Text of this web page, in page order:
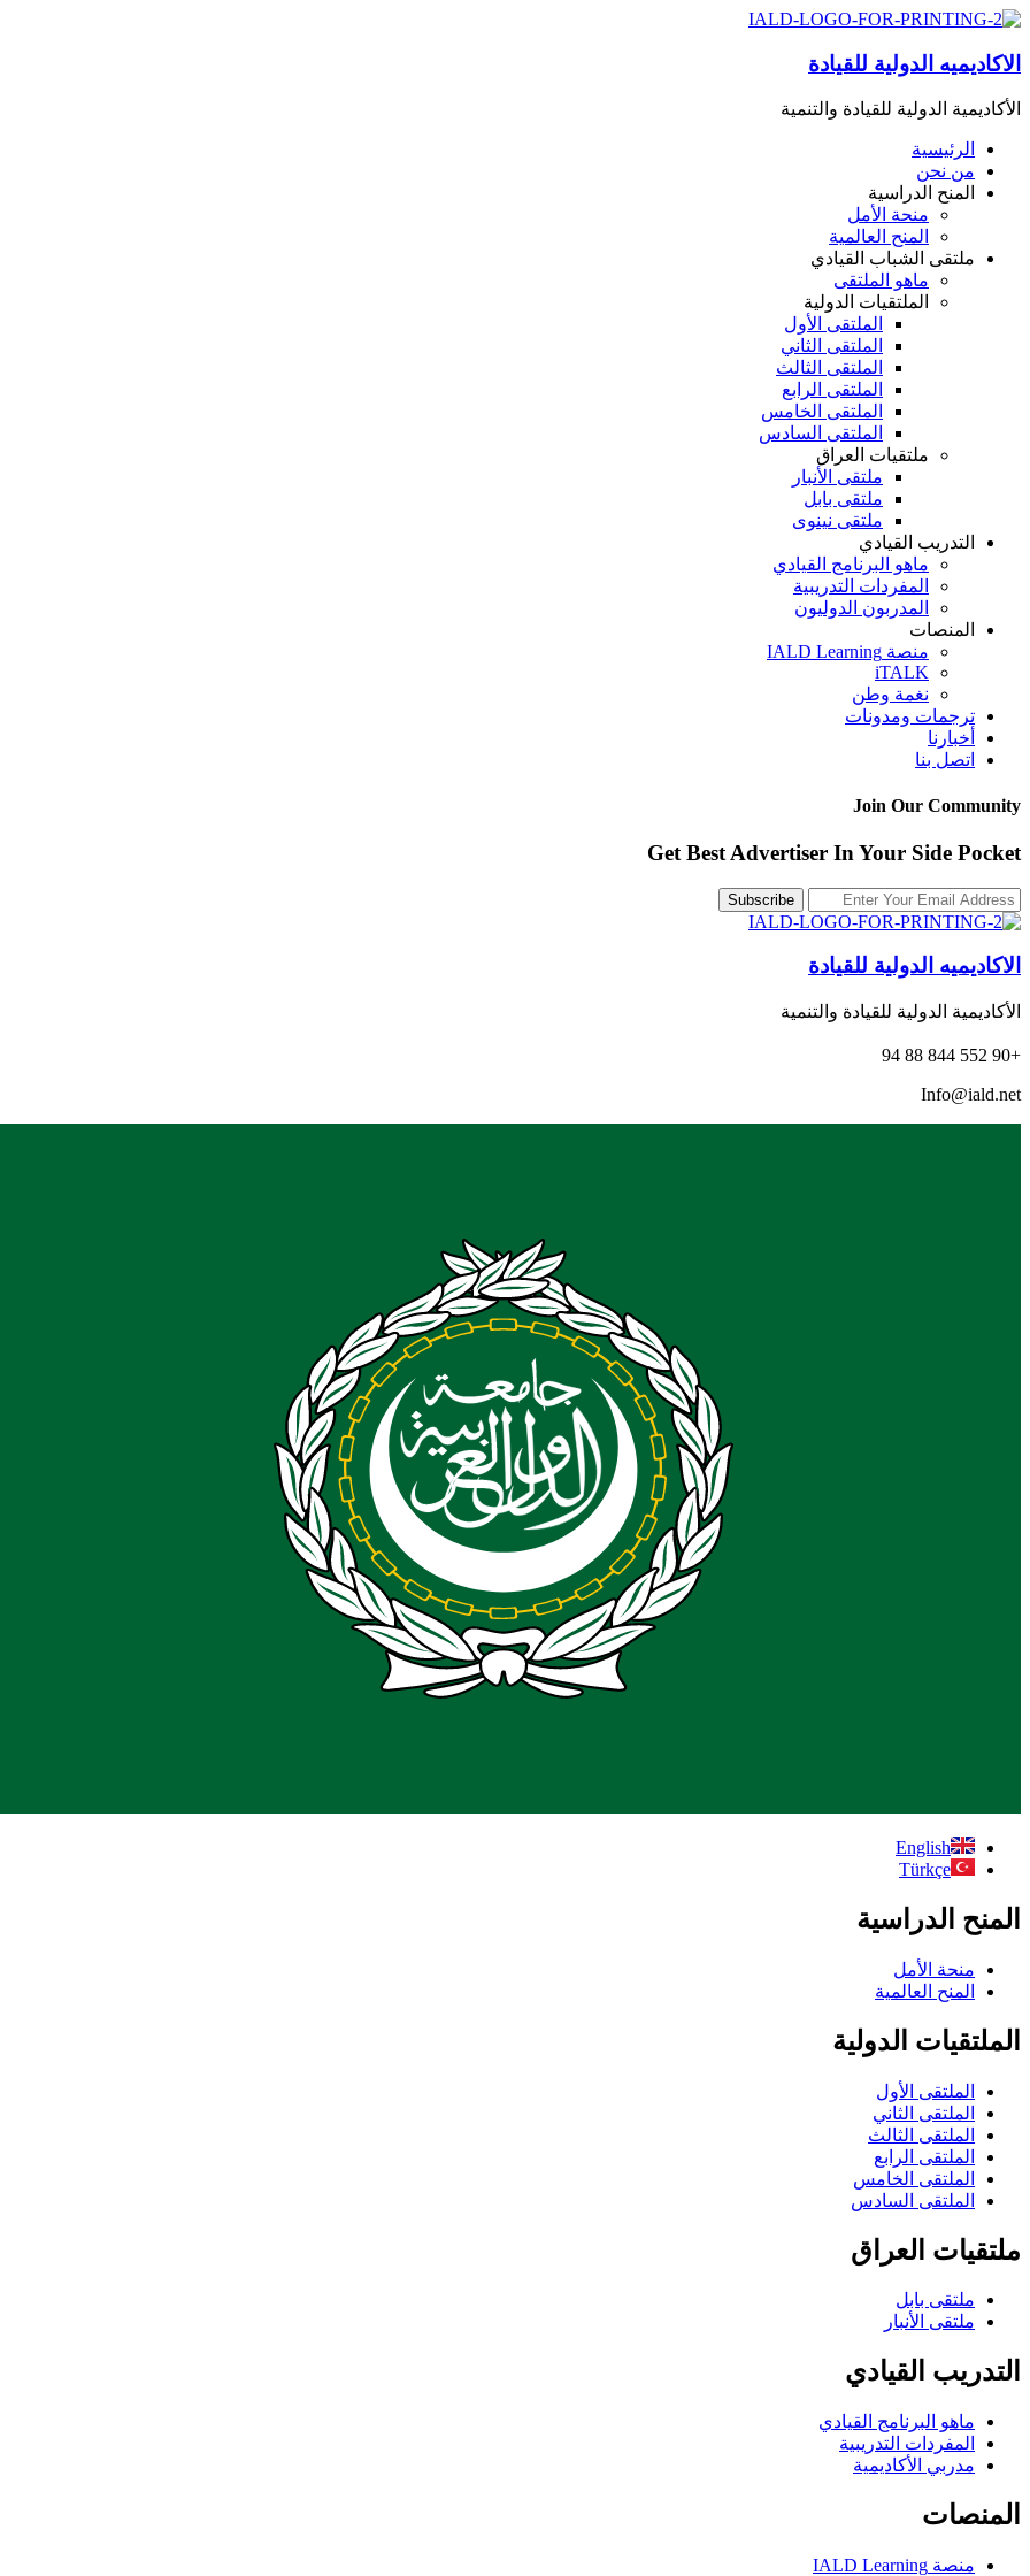
الاكاديميه الدولية للقيادة
الأكاديمية الدولية للقيادة والتنمية
الرئيسية
من نحن
المنح الدراسية
منحة الأمل
المنح العالمية
ملتقى الشباب القيادي
ماهو الملتقى
الملتقيات الدولية
الملتقى الأول
الملتقى الثاني
الملتقى الثالث
الملتقى الرابع
الملتقى الخامس
الملتقى السادس
ملتقيات العراق
ملتقى الأنبار
ملتقى بابل
ملتقى نينوى
التدريب القيادي
ماهو البرنامج القيادي
المفردات التدريبية
المدربون الدوليون
المنصات
منصة IALD Learning
iTALK
نغمة وطن
ترجمات ومدونات
أخبارنا
اتصل بنا
Join Our Community
Get Best Advertiser In Your Side Pocket
الاكاديميه الدولية للقيادة
الأكاديمية الدولية للقيادة والتنمية
+90 552 844 88 94
Info@iald.net
English
Türkçe
المنح الدراسية
منحة الأمل
المنح العالمية
الملتقيات الدولية
الملتقى الأول
الملتقى الثاني
الملتقى الثالث
الملتقى الرابع
الملتقى الخامس
الملتقى السادس
ملتقيات العراق
ملتقى بابل
ملتقى الأنبار
التدريب القيادي
ماهو البرنامج القيادي
المفردات التدريبية
مدربي الأكاديمية
المنصات
منصة IALD Learning